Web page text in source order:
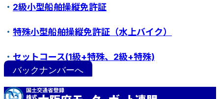
紛失･訂正手続き
小型船舶操縦免許証について
・ 2級小型船舶操縦免許証
・ 特殊小型船舶操縦免許証（水上バイク）
・ セットコース(1級+特殊、2級+特殊)
バックナンバーへ